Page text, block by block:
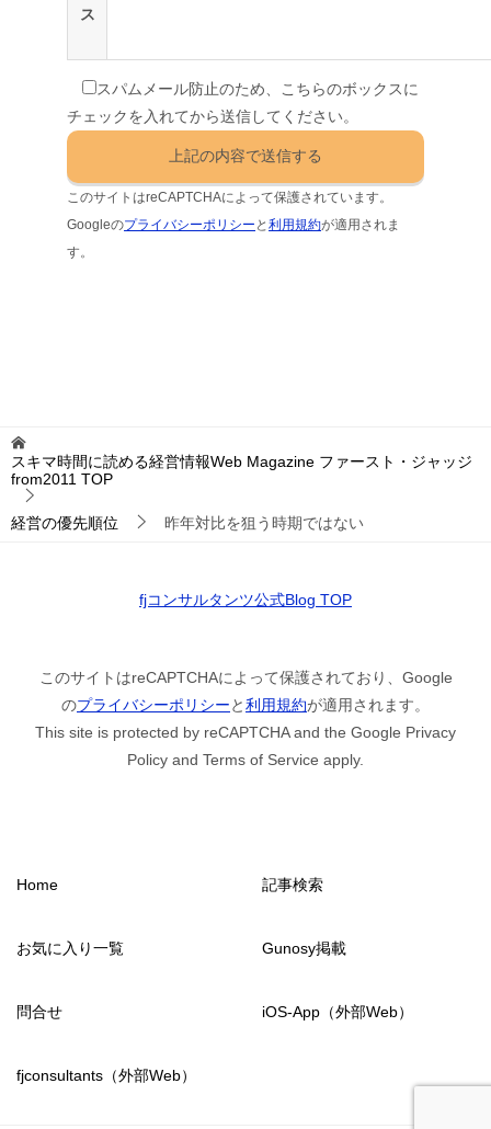
ス
スパムメール防止のため、こちらのボックスに
チェックを入れてから送信してください。
このサイトはreCAPTCHAによって保護されています。
Googleのプライバシーポリシー と利用規約が適用されま
す。
スキマ時間に読める経営情報Web Magazine ファースト・ジャッジ
from2011 TOP
経営の優先順位 昨年対比を狙う時期ではない
fjコンサルタンツ公式Blog TOP
このサイトはreCAPTCHAによって保護されており、Google
のプライバシーポリシーと利用規約が適用されます。
This site is protected by reCAPTCHA and the Google Privacy
Policy and Terms of Service apply.
Home 記事検索
お気に入り一覧 Gunosy掲載
問合せ iOS-App（外部Web）
fjconsultants（外部Web）